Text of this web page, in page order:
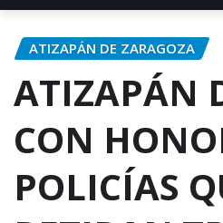
ATIZAPÁN DE ZARAGOZA
ATIZAPÁN
CON
POLICÍAS